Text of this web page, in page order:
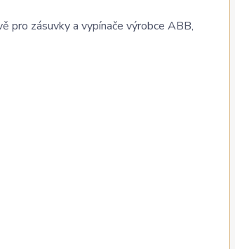
pro zásuvky a vypínače výrobce ABB,